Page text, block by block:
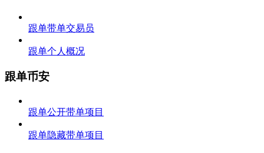
跟单带单交易员
跟单个人概况
跟单币安
跟单公开带单项目
跟单隐藏带单项目